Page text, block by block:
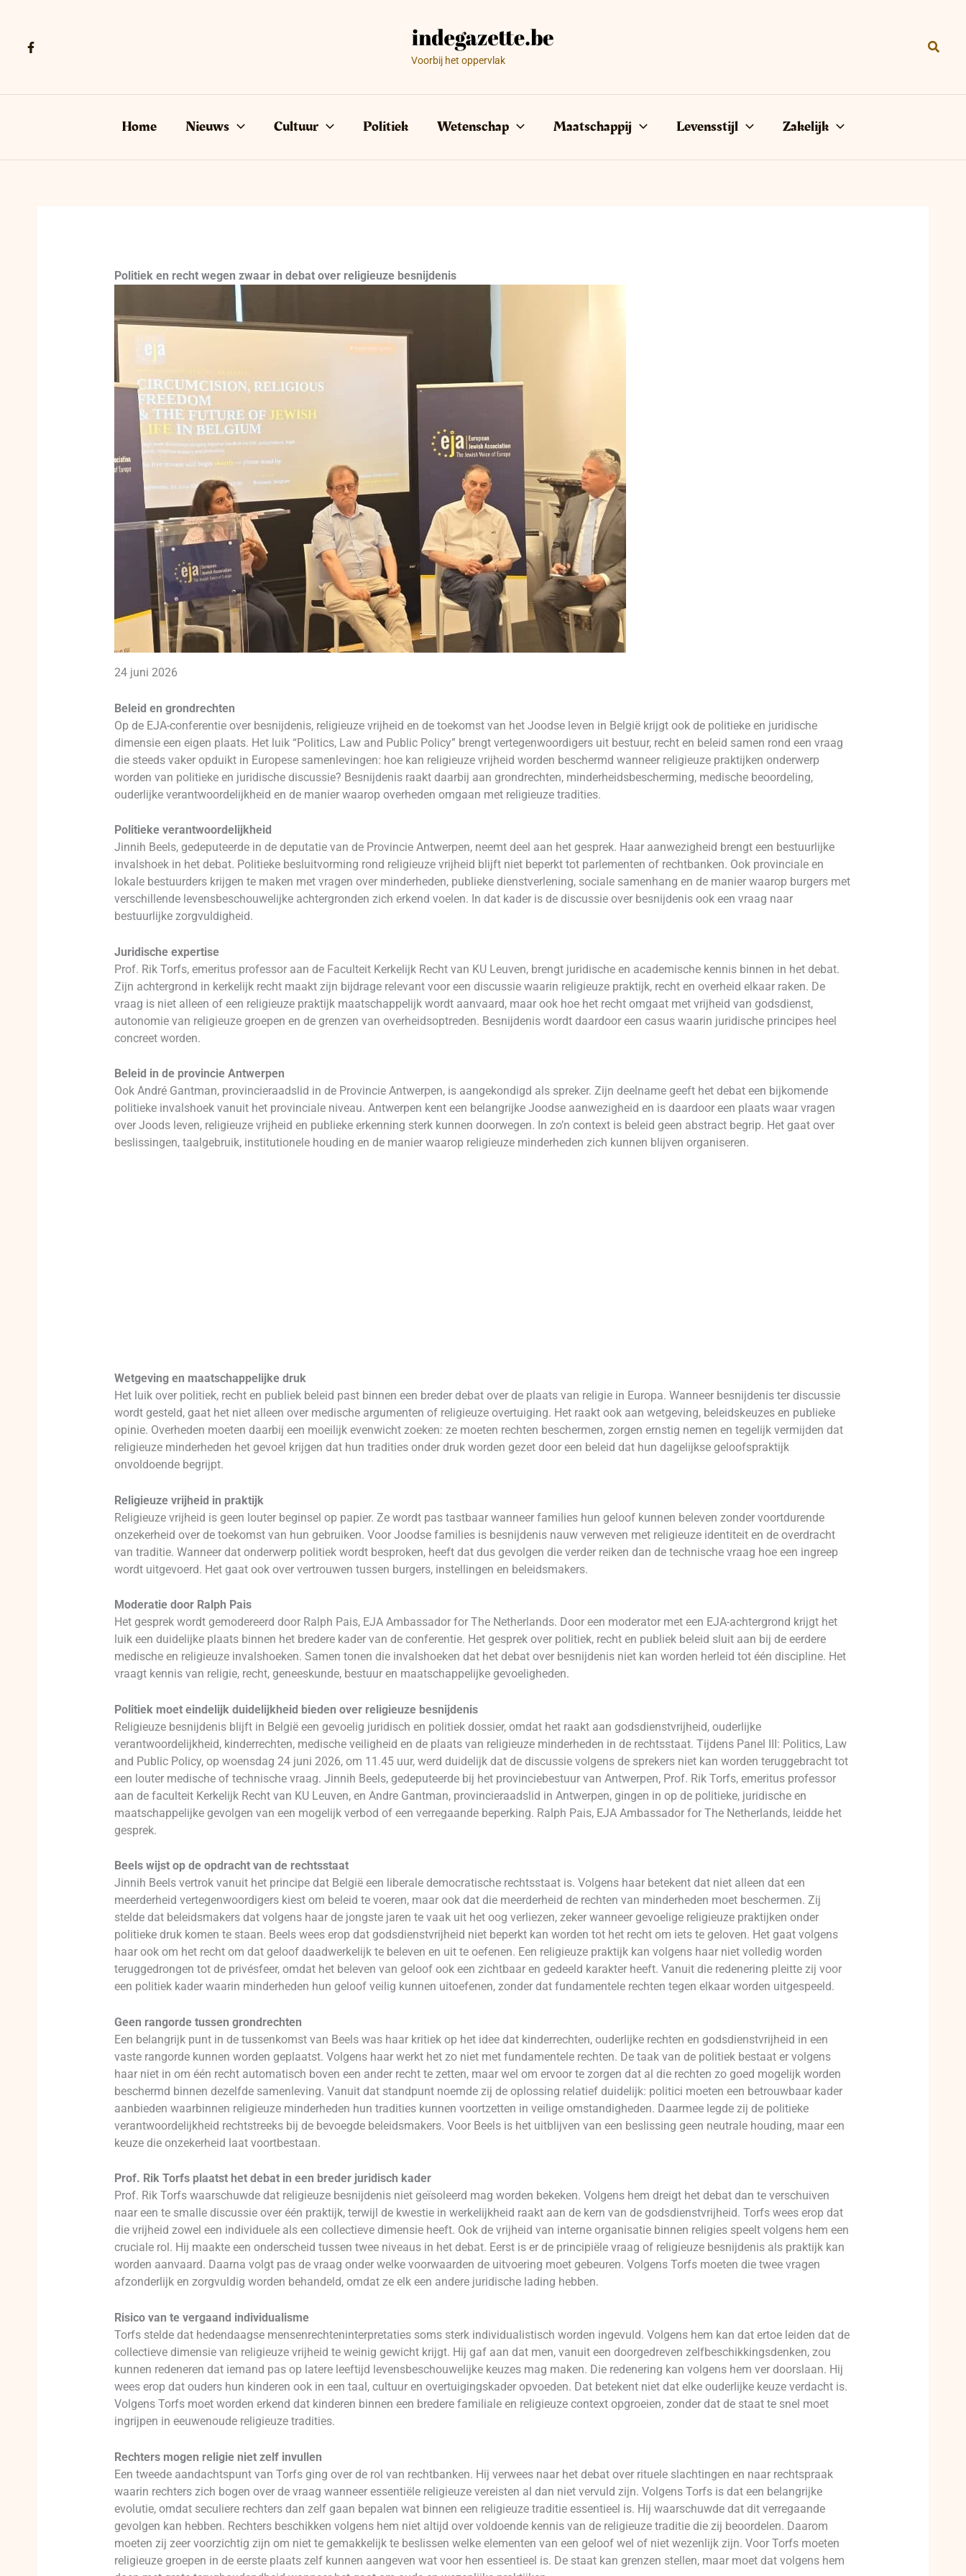
Voorbij het oppervlak
Home Nieuws Cultuur Politiek Wetenschap Maatschappij Levensstijl Zakelijk
Politiek en recht wegen zwaar in debat over religieuze besnijdenis
24 juni 2026
Beleid en grondrechten
Op de EJA-conferentie over besnijdenis, religieuze vrijheid en de toekomst van het Joodse leven in België krijgt ook de politieke en juridische
dimensie een eigen plaats. Het luik “Politics, Law and Public Policy” brengt vertegenwoordigers uit bestuur, recht en beleid samen rond een vraag
die steeds vaker opduikt in Europese samenlevingen: hoe kan religieuze vrijheid worden beschermd wanneer religieuze praktijken onderwerp
worden van politieke en juridische discussie? Besnijdenis raakt daarbij aan grondrechten, minderheidsbescherming, medische beoordeling,
ouderlijke verantwoordelijkheid en de manier waarop overheden omgaan met religieuze tradities.
Politieke verantwoordelijkheid
Jinnih Beels, gedeputeerde in de deputatie van de Provincie Antwerpen, neemt deel aan het gesprek. Haar aanwezigheid brengt een bestuurlijke
invalshoek in het debat. Politieke besluitvorming rond religieuze vrijheid blijft niet beperkt tot parlementen of rechtbanken. Ook provinciale en
lokale bestuurders krijgen te maken met vragen over minderheden, publieke dienstverlening, sociale samenhang en de manier waarop burgers met
verschillende levensbeschouwelijke achtergronden zich erkend voelen. In dat kader is de discussie over besnijdenis ook een vraag naar
bestuurlijke zorgvuldigheid.
Juridische expertise
Prof. Rik Torfs, emeritus professor aan de Faculteit Kerkelijk Recht van KU Leuven, brengt juridische en academische kennis binnen in het debat.
Zijn achtergrond in kerkelijk recht maakt zijn bijdrage relevant voor een discussie waarin religieuze praktijk, recht en overheid elkaar raken. De
vraag is niet alleen of een religieuze praktijk maatschappelijk wordt aanvaard, maar ook hoe het recht omgaat met vrijheid van godsdienst,
autonomie van religieuze groepen en de grenzen van overheidsoptreden. Besnijdenis wordt daardoor een casus waarin juridische principes heel
concreet worden.
Beleid in de provincie Antwerpen
Ook André Gantman, provincieraadslid in de Provincie Antwerpen, is aangekondigd als spreker. Zijn deelname geeft het debat een bijkomende
politieke invalshoek vanuit het provinciale niveau. Antwerpen kent een belangrijke Joodse aanwezigheid en is daardoor een plaats waar vragen
over Joods leven, religieuze vrijheid en publieke erkenning sterk kunnen doorwegen. In zo’n context is beleid geen abstract begrip. Het gaat over
beslissingen, taalgebruik, institutionele houding en de manier waarop religieuze minderheden zich kunnen blijven organiseren.
Wetgeving en maatschappelijke druk
Het luik over politiek, recht en publiek beleid past binnen een breder debat over de plaats van religie in Europa. Wanneer besnijdenis ter discussie
wordt gesteld, gaat het niet alleen over medische argumenten of religieuze overtuiging. Het raakt ook aan wetgeving, beleidskeuzes en publieke
opinie. Overheden moeten daarbij een moeilijk evenwicht zoeken: ze moeten rechten beschermen, zorgen ernstig nemen en tegelijk vermijden dat
religieuze minderheden het gevoel krijgen dat hun tradities onder druk worden gezet door een beleid dat hun dagelijkse geloofspraktijk
onvoldoende begrijpt.
Religieuze vrijheid in praktijk
Religieuze vrijheid is geen louter beginsel op papier. Ze wordt pas tastbaar wanneer families hun geloof kunnen beleven zonder voortdurende
onzekerheid over de toekomst van hun gebruiken. Voor Joodse families is besnijdenis nauw verweven met religieuze identiteit en de overdracht
van traditie. Wanneer dat onderwerp politiek wordt besproken, heeft dat dus gevolgen die verder reiken dan de technische vraag hoe een ingreep
wordt uitgevoerd. Het gaat ook over vertrouwen tussen burgers, instellingen en beleidsmakers.
Moderatie door Ralph Pais
Het gesprek wordt gemodereerd door Ralph Pais, EJA Ambassador for The Netherlands. Door een moderator met een EJA-achtergrond krijgt het
luik een duidelijke plaats binnen het bredere kader van de conferentie. Het gesprek over politiek, recht en publiek beleid sluit aan bij de eerdere
medische en religieuze invalshoeken. Samen tonen die invalshoeken dat het debat over besnijdenis niet kan worden herleid tot één discipline. Het
vraagt kennis van religie, recht, geneeskunde, bestuur en maatschappelijke gevoeligheden.
Politiek moet eindelijk duidelijkheid bieden over religieuze besnijdenis
Religieuze besnijdenis blijft in België een gevoelig juridisch en politiek dossier, omdat het raakt aan godsdienstvrijheid, ouderlijke
verantwoordelijkheid, kinderrechten, medische veiligheid en de plaats van religieuze minderheden in de rechtsstaat. Tijdens Panel III: Politics, Law
and Public Policy, op woensdag 24 juni 2026, om 11.45 uur, werd duidelijk dat de discussie volgens de sprekers niet kan worden teruggebracht tot
een louter medische of technische vraag. Jinnih Beels, gedeputeerde bij het provinciebestuur van Antwerpen, Prof. Rik Torfs, emeritus professor
aan de faculteit Kerkelijk Recht van KU Leuven, en Andre Gantman, provincieraadslid in Antwerpen, gingen in op de politieke, juridische en
maatschappelijke gevolgen van een mogelijk verbod of een verregaande beperking. Ralph Pais, EJA Ambassador for The Netherlands, leidde het
gesprek.
Beels wijst op de opdracht van de rechtsstaat
Jinnih Beels vertrok vanuit het principe dat België een liberale democratische rechtsstaat is. Volgens haar betekent dat niet alleen dat een
meerderheid vertegenwoordigers kiest om beleid te voeren, maar ook dat die meerderheid de rechten van minderheden moet beschermen. Zij
stelde dat beleidsmakers dat volgens haar de jongste jaren te vaak uit het oog verliezen, zeker wanneer gevoelige religieuze praktijken onder
politieke druk komen te staan. Beels wees erop dat godsdienstvrijheid niet beperkt kan worden tot het recht om iets te geloven. Het gaat volgens
haar ook om het recht om dat geloof daadwerkelijk te beleven en uit te oefenen. Een religieuze praktijk kan volgens haar niet volledig worden
teruggedrongen tot de privésfeer, omdat het beleven van geloof ook een zichtbaar en gedeeld karakter heeft. Vanuit die redenering pleitte zij voor
een politiek kader waarin minderheden hun geloof veilig kunnen uitoefenen, zonder dat fundamentele rechten tegen elkaar worden uitgespeeld.
Geen rangorde tussen grondrechten
Een belangrijk punt in de tussenkomst van Beels was haar kritiek op het idee dat kinderrechten, ouderlijke rechten en godsdienstvrijheid in een
vaste rangorde kunnen worden geplaatst. Volgens haar werkt het zo niet met fundamentele rechten. De taak van de politiek bestaat er volgens
haar niet in om één recht automatisch boven een ander recht te zetten, maar wel om ervoor te zorgen dat al die rechten zo goed mogelijk worden
beschermd binnen dezelfde samenleving. Vanuit dat standpunt noemde zij de oplossing relatief duidelijk: politici moeten een betrouwbaar kader
aanbieden waarbinnen religieuze minderheden hun tradities kunnen voortzetten in veilige omstandigheden. Daarmee legde zij de politieke
verantwoordelijkheid rechtstreeks bij de bevoegde beleidsmakers. Voor Beels is het uitblijven van een beslissing geen neutrale houding, maar een
keuze die onzekerheid laat voortbestaan.
Prof. Rik Torfs plaatst het debat in een breder juridisch kader
Prof. Rik Torfs waarschuwde dat religieuze besnijdenis niet geïsoleerd mag worden bekeken. Volgens hem dreigt het debat dan te verschuiven
naar een te smalle discussie over één praktijk, terwijl de kwestie in werkelijkheid raakt aan de kern van de godsdienstvrijheid. Torfs wees erop dat
die vrijheid zowel een individuele als een collectieve dimensie heeft. Ook de vrijheid van interne organisatie binnen religies speelt volgens hem een
cruciale rol. Hij maakte een onderscheid tussen twee niveaus in het debat. Eerst is er de principiële vraag of religieuze besnijdenis als praktijk kan
worden aanvaard. Daarna volgt pas de vraag onder welke voorwaarden de uitvoering moet gebeuren. Volgens Torfs moeten die twee vragen
afzonderlijk en zorgvuldig worden behandeld, omdat ze elk een andere juridische lading hebben.
Risico van te vergaand individualisme
Torfs stelde dat hedendaagse mensenrechteninterpretaties soms sterk individualistisch worden ingevuld. Volgens hem kan dat ertoe leiden dat de
collectieve dimensie van religieuze vrijheid te weinig gewicht krijgt. Hij gaf aan dat men, vanuit een doorgedreven zelfbeschikkingsdenken, zou
kunnen redeneren dat iemand pas op latere leeftijd levensbeschouwelijke keuzes mag maken. Die redenering kan volgens hem ver doorslaan. Hij
wees erop dat ouders hun kinderen ook in een taal, cultuur en overtuigingskader opvoeden. Dat betekent niet dat elke ouderlijke keuze verdacht is.
Volgens Torfs moet worden erkend dat kinderen binnen een bredere familiale en religieuze context opgroeien, zonder dat de staat te snel moet
ingrijpen in eeuwenoude religieuze tradities.
Rechters mogen religie niet zelf invullen
Een tweede aandachtspunt van Torfs ging over de rol van rechtbanken. Hij verwees naar het debat over rituele slachtingen en naar rechtspraak
waarin rechters zich bogen over de vraag wanneer essentiële religieuze vereisten al dan niet vervuld zijn. Volgens Torfs is dat een belangrijke
evolutie, omdat seculiere rechters dan zelf gaan bepalen wat binnen een religieuze traditie essentieel is. Hij waarschuwde dat dit verregaande
gevolgen kan hebben. Rechters beschikken volgens hem niet altijd over voldoende kennis van de religieuze traditie die zij beoordelen. Daarom
moeten zij zeer voorzichtig zijn om niet te gemakkelijk te beslissen welke elementen van een geloof wel of niet wezenlijk zijn. Voor Torfs moeten
religieuze groepen in de eerste plaats zelf kunnen aangeven wat voor hen essentieel is. De staat kan grenzen stellen, maar moet dat volgens hem